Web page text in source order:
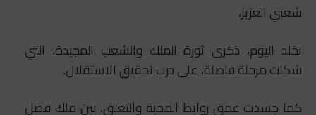
شعبي العزيز،
نخلد اليوم، ذكرى ثورة الملك والشعب المجيدة، التي
شكلت مرحلة فاصلة، على درب تحقيق الاستقلال.
كما جسدت عمق روابط المحبة والتعلق، بين ملك فضل